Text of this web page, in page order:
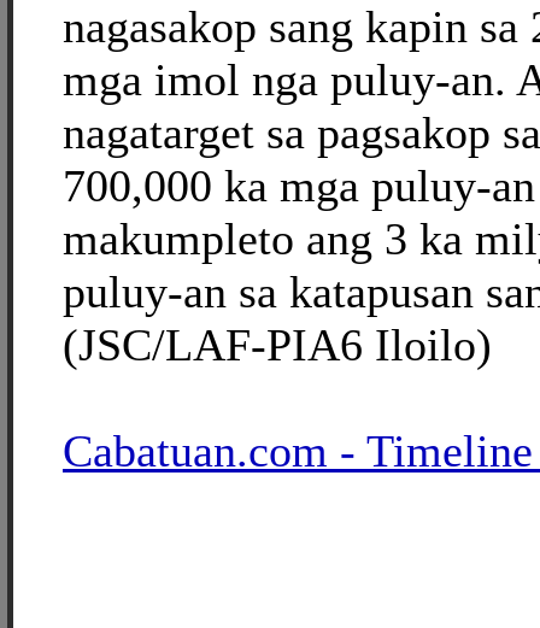
nagasakop sang kapin
mga imol nga puluy-an.
nagatarget sa pagsakop
700,000 ka mga puluy-
makumpleto ang 3 ka
puluy-an sa katapusan
(JSC/LAF-PIA6 Iloilo)
Cabatuan.com -